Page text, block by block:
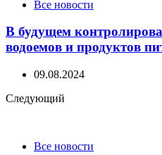
Все новости
В будущем
водоемов и продуктов
09.08.2024
Следующий
Все новости